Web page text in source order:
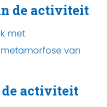
de activiteit
met
van
activiteit